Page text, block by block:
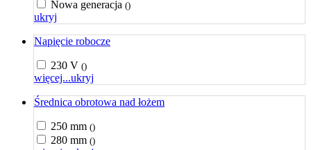
Nowa generacja ()
ukryj
Napięcie robocze
230 V ()
więcej...ukryj
Średnica obrotowa nad łożem
250 mm ()
280 mm ()